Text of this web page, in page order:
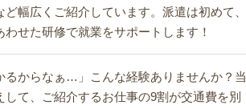
幅広くご紹介しています。派遣は初めて、
せた研修で就業をサポートします！
るからなぁ…」こんな経験ありませんか？当
て、ご紹介するお仕事の9割が交通費を別